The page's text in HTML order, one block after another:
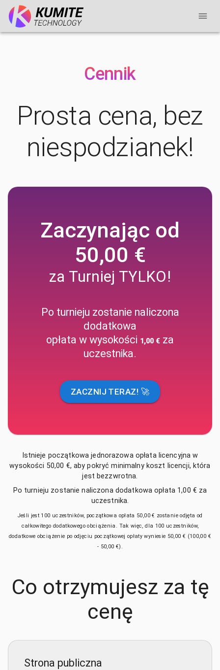
Cennik
Prosta cena, bez
niespodzianek!
Zaczynając od
50,00 €
za Turniej TYLKO!
Po turnieju zostanie naliczona
dodatkowa
opłata w wysokości 1,00 € za
uczestnika.
ZACZNIJ TERAZ! 🚀
Istnieje początkowa jednorazowa opłata licencyjna w
wysokości 50,00 €, aby pokryć minimalny koszt licencji, która
jest bezzwrotna.
Po turnieju zostanie naliczona dodatkowa opłata 1,00 € za
uczestnika.
Jeśli jest 100 uczestników, początkowa opłata 50,00 € zostanie odjęta od
całkowitego dodatkowego obciążenia. Tak więc, dla 100 uczestników,
dodatkowe obciążenie po odjęciu początkowej opłaty wyniesie 50,00 € (100,00 €
- 50,00 €).
Co otrzymujesz za tę
cenę
Strona publiczna